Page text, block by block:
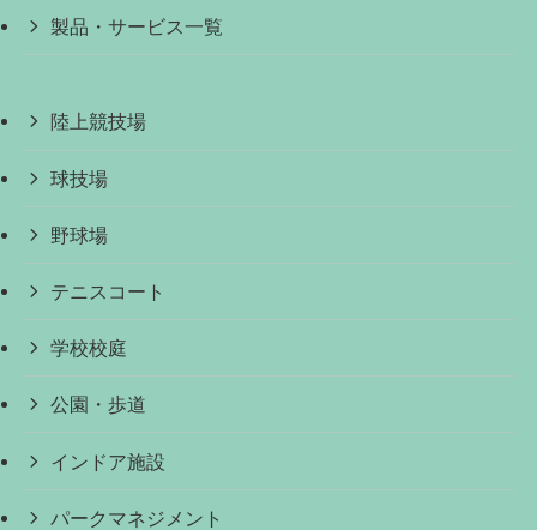
製品・サービス一覧
陸上競技場
球技場
野球場
テニスコート
学校校庭
公園・歩道
インドア施設
パークマネジメント